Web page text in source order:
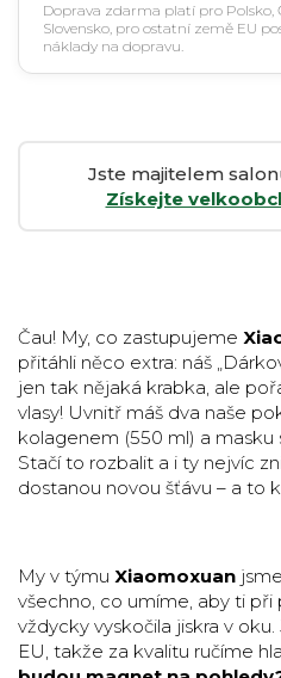
Doprava zdarma platí pro Polsko,
Slovensko, pro ostatní země EU
náklady na dopravu.
Jste majitelem
Získejte
Čau! My, co zastupujeme
přitáhli něco extra: náš
jen tak nějaká krabka, ale
vlasy! Uvnitř máš dva naše
kolagenem (550 ml) a masku
Stačí to rozbalit a i ty nejvíc
dostanou novou šťávu – a to
My v týmu Xiaomoxuan
všechno, co umíme, aby ti při
vždycky vyskočila jiskra v
EU, takže za kvalitu ručíme